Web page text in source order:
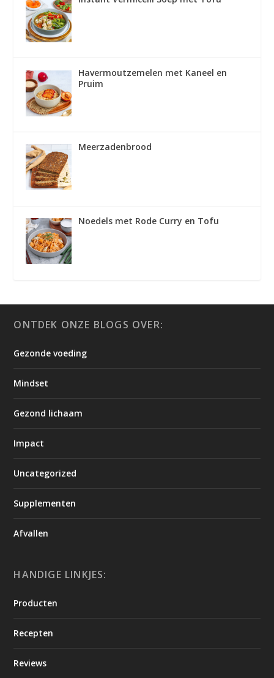
Havermoutzemelen met Kaneel en
Pruim
Meerzadenbrood
Noedels met Rode Curry en Tofu
ONTDEK ONZE BLOGS OVER:
Gezonde voeding
Mindset
Gezond lichaam
Impact
Uncategorized
Supplementen
Afvallen
HANDIGE LINKJES:
Producten
Recepten
Reviews